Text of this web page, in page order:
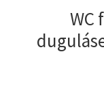
WC